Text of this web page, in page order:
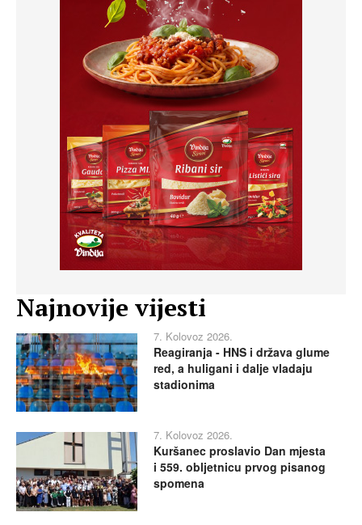
Najnovije vijesti
7. Kolovoz 2026.
Reagiranja - HNS i država glume
red, a huligani i dalje vladaju
stadionima
7. Kolovoz 2026.
Kuršanec proslavio Dan mjesta
i 559. obljetnicu prvog pisanog
spomena